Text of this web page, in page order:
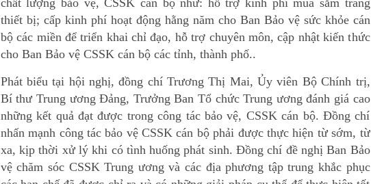
chất lượng bảo vệ, CSSK cán bộ như: hỗ trợ kinh phí mua sắm trang
thiết bị; cấp kinh phí hoạt động hằng năm cho Ban Bảo vệ sức khỏe cán
bộ các miền để triển khai chỉ đạo, hỗ trợ chuyên môn, cập nhật kiến thức
cho Ban Bảo vệ CSSK cán bộ các tỉnh, thành phố..
Phát biểu tại hội nghị, đồng chí Trương Thị Mai, Ủy viên Bộ Chính trị,
Bí thư Trung ương Đảng, Trưởng Ban Tổ chức Trung ương đánh giá cao
những kết quả đạt được trong công tác bảo vệ, CSSK cán bộ. Đồng chí
nhấn mạnh công tác bảo vệ CSSK cán bộ phải được thực hiện từ sớm, từ
xa, kịp thời xử lý khi có tình huống phát sinh. Đồng chí đề nghị Ban Bảo
vệ chăm sóc CSSK Trung ương và các địa phương tập trung khắc phục